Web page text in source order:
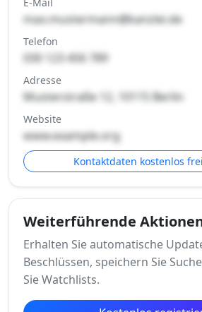
max.mustermann@kanzlei.de
Telefon
030 123 456 789
Adresse
Musterstraße 12, 10115 Berlin
Website
www.example.org
Kontaktdaten kostenlos
Weiterführende
Erhalten Sie automatische
Beschlüssen, speichern Sie
Sie Watchlists.